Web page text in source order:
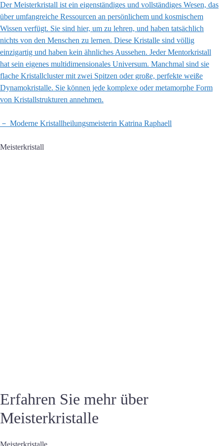
Der Meisterkristall ist ein eigenständiges und vollständiges Wesen, das
über umfangreiche Ressourcen an persönlichem und kosmischem
Wissen verfügt. Sie sind hier, um zu lehren, und haben tatsächlich
nichts von den Menschen zu lernen. Diese Kristalle sind völlig
einzigartig und haben kein ähnliches Aussehen. Jeder Mentorkristall
hat sein eigenes multidimensionales Universum. Manchmal sind sie
flache Kristallcluster mit zwei Spitzen oder große, perfekte weiße
Dynamokristalle. Sie können jede komplexe oder metamorphe Form
von Kristallstrukturen annehmen.
－ Moderne Kristallheilungsmeisterin Katrina Raphaell
Meisterkristall
Erfahren Sie mehr über
Meisterkristalle
Meisterkristalle